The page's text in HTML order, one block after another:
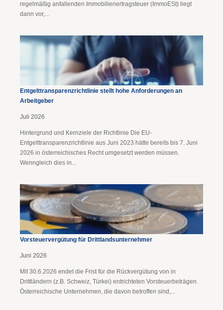
regelmäßig anfallenden Immobilienertragsteuer (ImmoESt) liegt
dann vor,...
Entgelttransparenz​­richtlinie stellt hohe Anforderungen an
Arbeitgeber
Juli 2026
Hintergrund und Kernziele der Richtlinie Die EU-
Entgelttransparenzrichtlinie aus Juni 2023 hätte bereits bis 7. Juni
2026 in österreichisches Recht umgesetzt werden müssen.
Wenngleich dies in...
Vorsteuervergütung für Drittlandsunternehmer
Juni 2026
Mit 30.6.2026 endet die Frist für die Rückvergütung von in
Drittländern (z.B. Schweiz, Türkei) entrichteten Vorsteuerbeträgen.
Österreichische Unternehmen, die davon betroffen sind,...